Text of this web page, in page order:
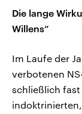
Die lange
Willens“
Im Laufe der
verbotenen
schließlich fast
indoktrinierten,